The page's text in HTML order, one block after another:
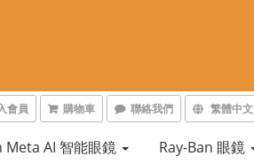
會員 購物車 聯絡我們 繁體中文
Meta AI 智能眼鏡
Ray-Ban 眼鏡